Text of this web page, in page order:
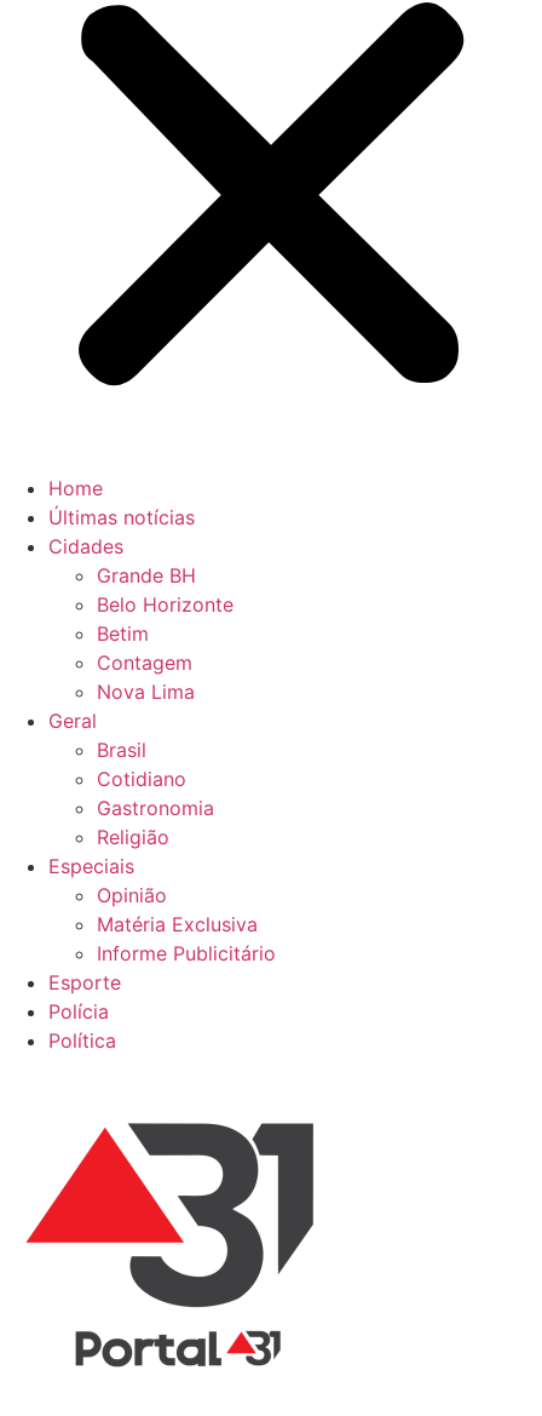
Home
Últimas notícias
Cidades
Grande BH
Belo Horizonte
Betim
Contagem
Nova Lima
Geral
Brasil
Cotidiano
Gastronomia
Religião
Especiais
Opinião
Matéria Exclusiva
Informe Publicitário
Esporte
Polícia
Política